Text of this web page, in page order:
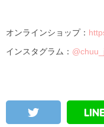
オンラインショップ：
インスタグラム：